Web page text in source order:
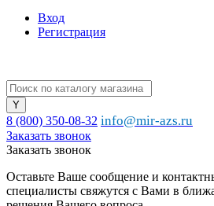
Вход
Регистрация
8 (800) 350-08-32 info@mir-azs.ru
Заказать звонок
Заказать звонок
Оставьте Ваше сообщение и
специалисты свяжутся с Вами в